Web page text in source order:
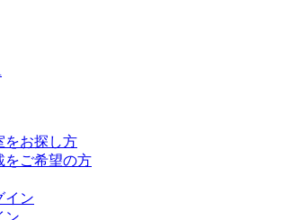
をお探し方
をご希望の方
イン